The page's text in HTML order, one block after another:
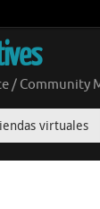
/ Community
virtuales